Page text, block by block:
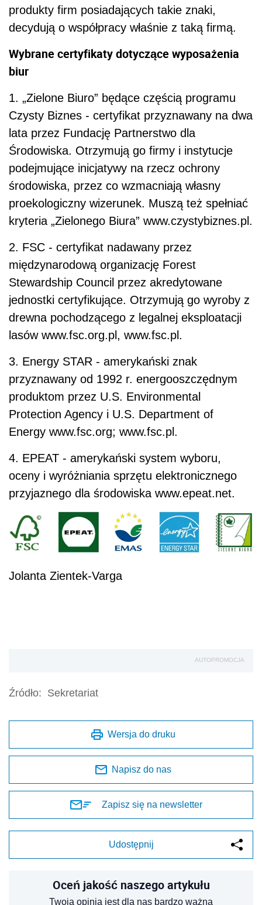
produkty firm posiadających takie znaki,
decydują o współpracy właśnie z taką firmą.
Wybrane certyfikaty dotyczące wyposażenia
biur
1. „Zielone Biuro” będące częścią programu
Czysty Biznes - certyfikat przyznawany na dwa
lata przez Fundację Partnerstwo dla
Środowiska. Otrzymują go firmy i instytucje
podejmujące inicjatywy na rzecz ochrony
środowiska, przez co wzmacniają własny
proekologiczny wizerunek. Muszą też spełniać
kryteria „Zielonego Biura” www.czystybiznes.pl.
2. FSC - certyfikat nadawany przez
międzynarodową organizację Forest
Stewardship Council przez akredytowane
jednostki certyfikujące. Otrzymują go wyroby z
drewna pochodzącego z legalnej eksploatacji
lasów www.fsc.org.pl, www.fsc.pl.
3. Energy STAR - amerykański znak
przyznawany od 1992 r. energooszczędnym
produktom przez U.S. Environmental
Protection Agency i U.S. Department of
Energy www.fsc.org; www.fsc.pl.
4. EPEAT - amerykański system wyboru,
oceny i wyróżniania sprzętu elektronicznego
przyjaznego dla środowiska www.epeat.net.
Jolanta Zientek-Varga
AUTOPROMOCJA
Źródło: Sekretariat
Wersja do druku
Napisz do nas
Zapisz się na newsletter
Udostępnij
Oceń jakość naszego artykułu
Twoja opinia jest dla nas bardzo ważna